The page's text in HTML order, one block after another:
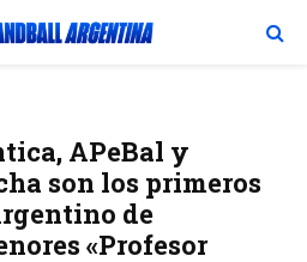
APeBal y
son los primeros
de
«Profesor